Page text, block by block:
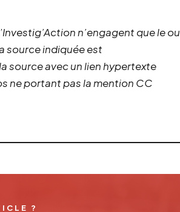
n’engagent que le ou
source indiquée est
source avec un lien hypertexte
ne portant pas la mention CC
?